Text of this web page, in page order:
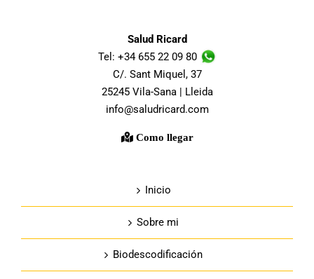
Salud Ricard
Tel: +34 655 22 09 80
C/. Sant Miquel, 37
25245 Vila-Sana | Lleida
info@saludricard.com
Como llegar
Inicio
Sobre mi
Biodescodificación